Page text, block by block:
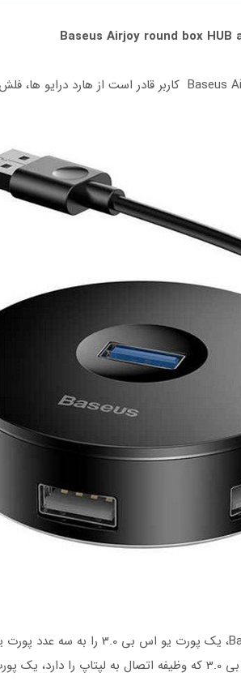
کند که همزمان با هم کار میکنند. همچنین در کنار کابل اتصال یو اس بی